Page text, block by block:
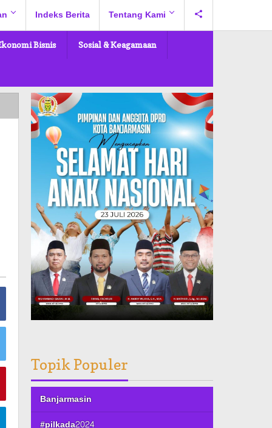
Indeks Berita Tentang Kami
Bisnis Sosial & Keagamaan
Topik Populer
Banjarmasin
#pilkada2024